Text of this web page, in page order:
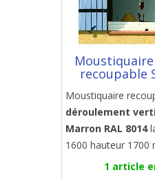
recoupable
Moustiquaire
déroulement
Marron RAL 8014
1600 hauteur 1700
1 article